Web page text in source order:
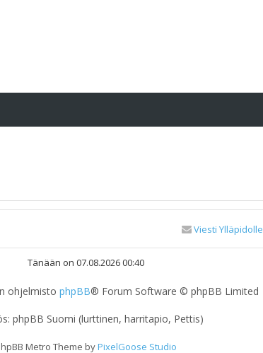
Viesti Ylläpidolle
Tänään on 07.08.2026 00:40
ohjelmisto phpBB® Forum Software © phpBB Limited
phpBB Suomi (lurttinen, harritapio, Pettis)
Metro Theme byPixelGoose Studio